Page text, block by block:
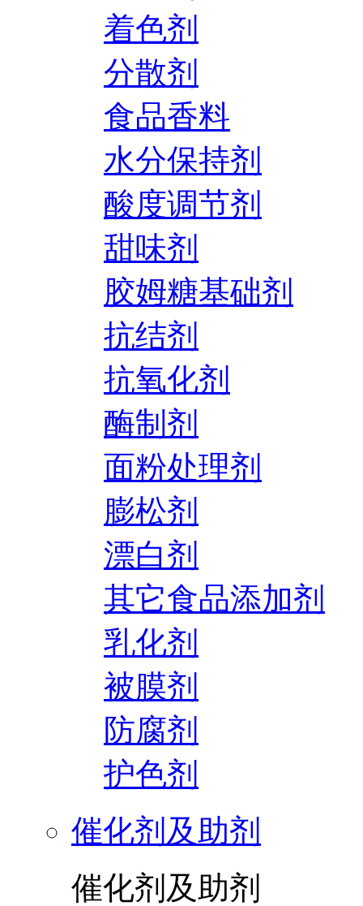
着色剂
分散剂
食品香料
水分保持剂
酸度调节剂
甜味剂
胶姆糖基础剂
抗结剂
抗氧化剂
酶制剂
面粉处理剂
膨松剂
漂白剂
其它食品添加剂
乳化剂
被膜剂
防腐剂
护色剂
催化剂及助剂
催化剂及助剂